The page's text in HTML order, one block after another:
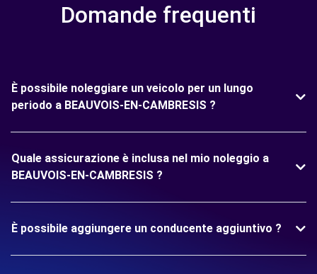
Domande frequenti
È possibile noleggiare un veicolo per un lungo
periodo a BEAUVOIS-EN-CAMBRESIS ?
Quale assicurazione è inclusa nel mio noleggio a
BEAUVOIS-EN-CAMBRESIS ?
È possibile aggiungere un conducente aggiuntivo ?